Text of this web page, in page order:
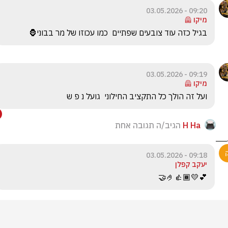
09:20 - 03.05.2026
מיקו 🦺
בגיל כזה עוד צובעים שפתיים  כמו עכוזו של מר בבוני🦍
09:19 - 03.05.2026
מיקו 🦺
ועל זה הולך כל התקציב החילוני  גועל נ פ ש
H Ha הגיב/ה תגובה אחת
09:18 - 03.05.2026
יעקב קפלן
💕💛👍🏾🤌🤝